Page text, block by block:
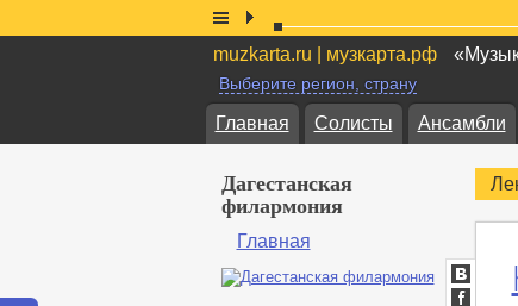
muzkarta.ru | музкарта.рф
Выберите регион, страну
Главная Солисты Ансамбли
Дагестанская
филармония
Главная